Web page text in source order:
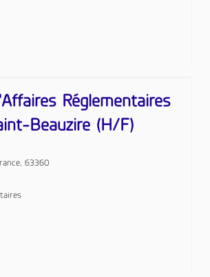
Réglementaires
Beauzire (H/F)
63360